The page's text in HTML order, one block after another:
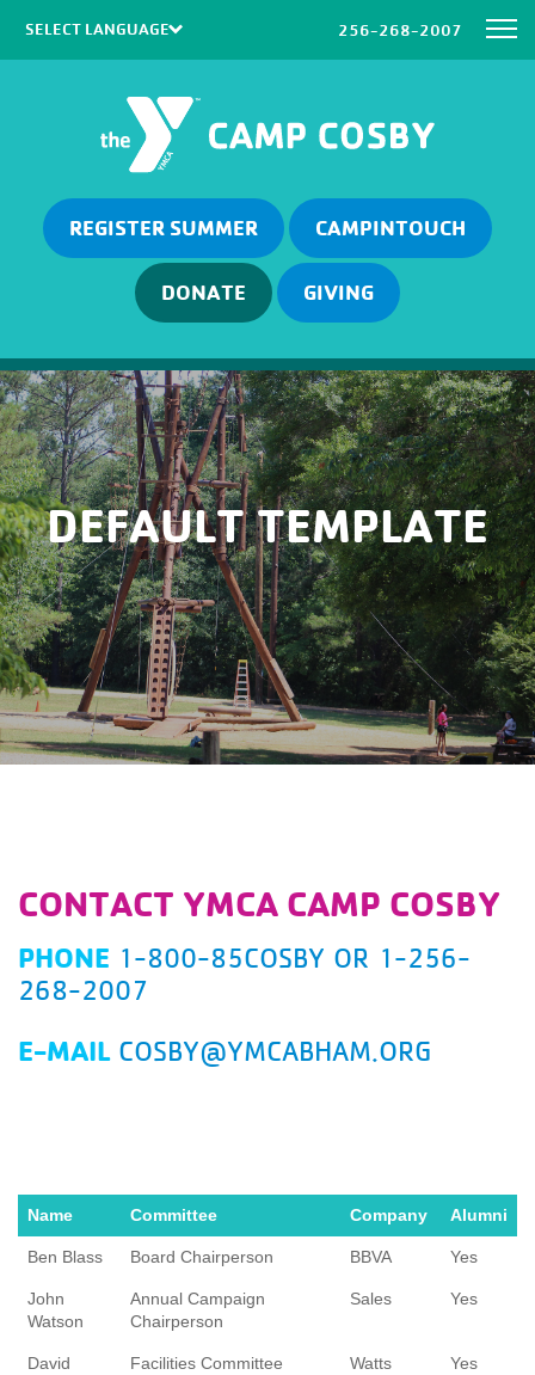
Powered by Translate
256-268-2007
REGISTER SUMMER CAMPINTOUCH
DONATE GIVING
DEFAULT TEMPLATE
CONTACT YMCA CAMP COSBY
PHONE 1-800-85COSBY OR 1-256-
268-2007
E-MAIL COSBY@YMCABHAM.ORG
Name Committee Company Alumni
Ben Blass Board Chairperson BBVA Yes
John
Watson
Annual Campaign
Chairperson
Sales Yes
David
Facilities Committee
Watts
Yes